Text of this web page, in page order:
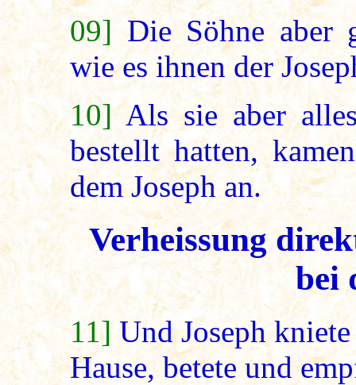
09]Die Söhne aber
wie es ihnen der
10]Als sie aber
bestellt hatten,
dem Joseph an.
Verheissung
bei
11] Und Joseph
Hause, betete und